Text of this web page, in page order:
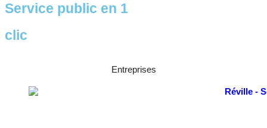
Service public en 1
clic
Entreprises